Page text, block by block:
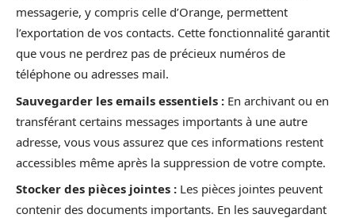
messagerie, y compris celle d’Orange, permettent
l’exportation de vos contacts. Cette fonctionnalité garantit
que vous ne perdrez pas de précieux numéros de
téléphone ou adresses mail.
Sauvegarder les emails essentiels : En archivant ou en
transférant certains messages importants à une autre
adresse, vous vous assurez que ces informations restent
accessibles même après la suppression de votre compte.
Stocker des pièces jointes : Les pièces jointes peuvent
contenir des documents importants. En les sauvegardant